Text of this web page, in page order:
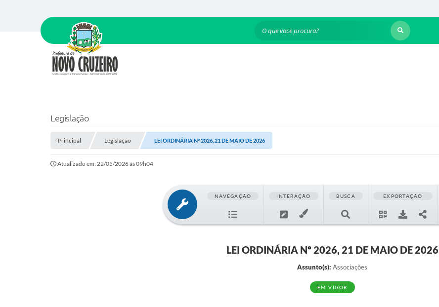
O que voce procura?
Legislação
Principal Legislação LEI ORDINÁRIA Nº 2026, 21 DE MAIO DE 2026
Atualizado em: 22/05/2026 às 09h04
NAVEGAÇÃO INTERAÇÃO BUSCA EXPORTAÇÃO
LEI ORDINÁRIA Nº 2026, 21 DE MAIO DE 2026
Assunto(s): Associações
EM VIGOR